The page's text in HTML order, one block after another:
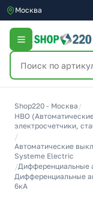
Москва
Shop220 - Москва /
НВО
электросчетчики,
/
Автоматические
Systeme Electric
/Дифференциальные
Дифференциальные
6кА